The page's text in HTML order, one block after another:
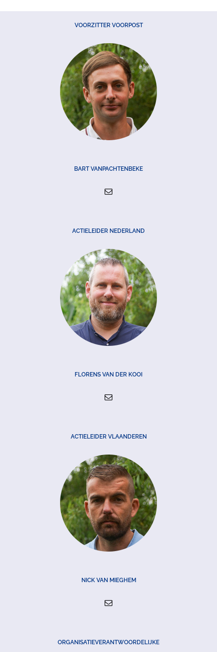
VOORZITTER VOORPOST
BART VANPACHTENBEKE
ACTIELEIDER NEDERLAND
FLORENS VAN DER KOOI
ACTIELEIDER VLAANDEREN
NICK VAN MIEGHEM
ORGANISATIEVERANTWOORDELIJKE